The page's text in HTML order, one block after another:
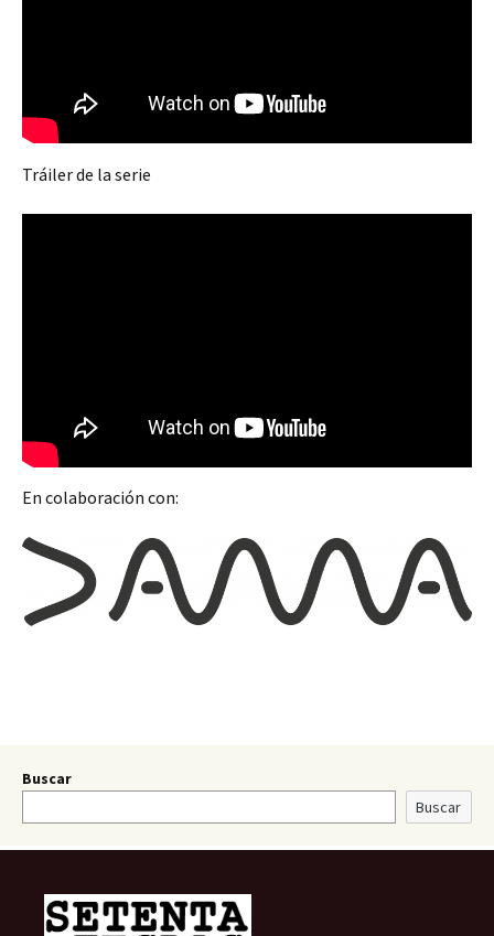
Tráiler de la serie
En colaboración con:
Buscar
Buscar